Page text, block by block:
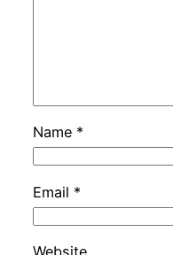
Name *
Email *
Website